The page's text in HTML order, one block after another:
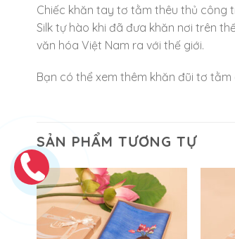
Chiếc khăn tay tơ tằm thêu thủ công
Silk tự hào khi đã đưa khăn nơi trên
văn hóa Việt Nam ra với thế giới.
Bạn có thể xem thêm khăn đũi tơ tằm
SẢN PHẨM TƯƠNG TỰ